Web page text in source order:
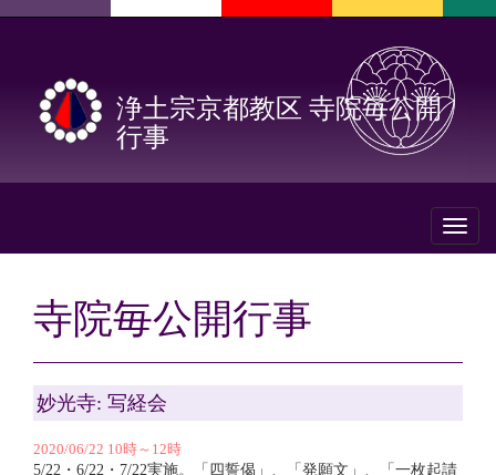
浄土宗京都教区 寺院毎公開
行事
Toggle
寺院毎公開行事
妙光寺: 写経会
2020/06/22 10時～12時
5/22・6/22・7/22実施。「四誓偈」、「発願文」、「一枚起請